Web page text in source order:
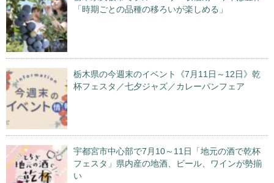
「時期ごとの品種の移ろいが楽しめる」
栃木県の今週末のイベント《7月11日～12日》乾
杯フェスタ／七夕ジャズ／カレーパンフェア
宇都宮市中心部で7月10～11日「地元の酒で乾杯
フェスタ」県内産の地酒、ビール、ワインが勢揃
い